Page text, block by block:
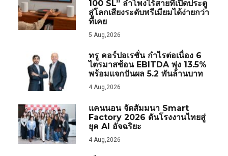
100 SL” ลำโพงไร้สายที่เปิดประตู
สู่โลกเสียงระดับพรีเมียมได้ง่ายกว่า
ที่เคย
5 Aug,2026
ทรู คอร์ปอเรชั่น กำไรต่อเนื่อง 6
ไตรมาสซ้อน EBITDA พุ่ง 13.5%
พร้อมแจกปันผล 5.2 พันล้านบาท
4 Aug,2026
แคนนอน จัดสัมมนา Smart
Factory 2026 ดันโรงงานไทยสู่
ยุค AI อัจฉริยะ
4 Aug,2026